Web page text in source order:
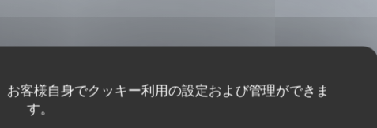
客様自身でクッキー利用の設定および管理ができま
す。
レストラン